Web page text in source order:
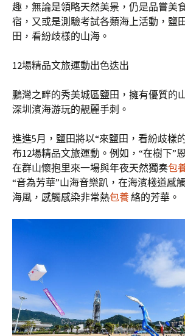
趣，無論是領略天然美景，仍是品嘗美
宿，又或是測驗考試各類海上活動，鹽
田，看紛歧樣的山海。
12場精品文旅運動出色迭出
鵬灣之畔的秀美城區鹽田，擁有優質的
深圳濱海游玩的靚麗手刺。
進進5月，鹽田將以“來鹽田，看紛歧樣
布12場精品文旅運動。例如，“在樹下”
在群山懷抱里來一場與年夜天然獨奏包
“音為芳華”山海音樂趴，在海濱棧道感
海風，感觸感染非常熱包養絡的芳華。